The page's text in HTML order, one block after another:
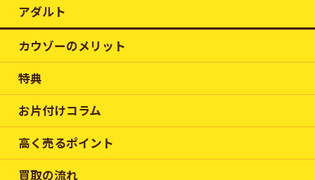
アダルト
カウゾーのメリット
特典
お片付けコラム
高く売るポイント
買取の流れ